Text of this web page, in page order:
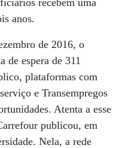
recebem uma
anos.
de 2016, o
de espera de 311
plataformas com
e Transempregos
Atenta a esse
publicou, em
Nela, a rede